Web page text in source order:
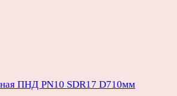
ПНД PN10 SDR17 D710мм